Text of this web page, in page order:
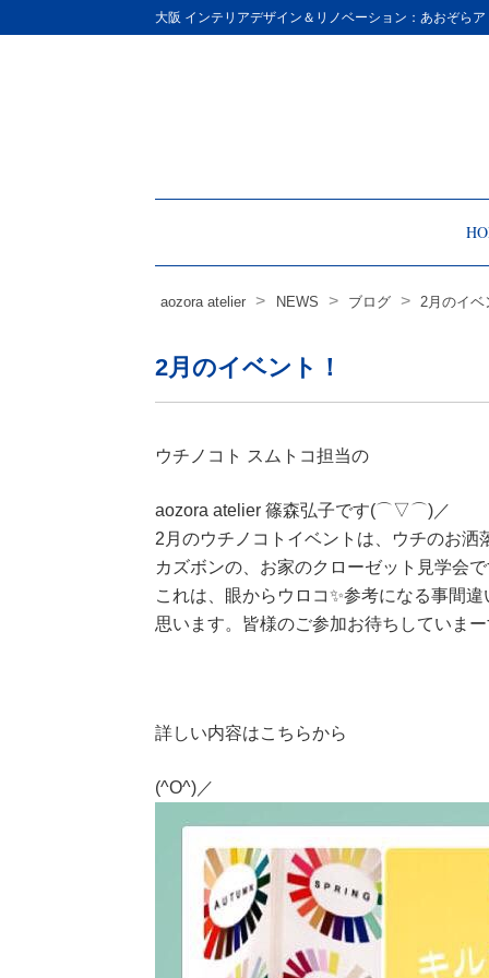
大阪 インテリアデザイン＆リノベーション：あおぞらア
aozora atelier > NEWS > ブログ > 2月のイベ
2月のイベント！
ウチノコト スムトコ担当の
aozora atelier 篠森弘子です(⌒▽⌒)／
2月のウチノコトイベントは、ウチのお洒
カズボンの、お家のクローゼット見学会
これは、眼からウロコ✨参考になる事間
思います。皆様のご参加お待ちしていま
詳しい内容はこちらから
(^O^)／
Footer